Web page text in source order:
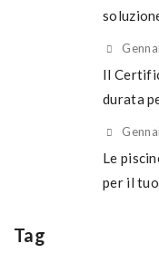
Il
durata
Le
per il
Tag